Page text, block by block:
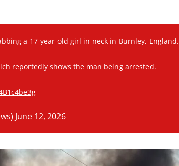
a 17-year-old girl in neck in Burnley, England.
reportedly shows the man being arrested.
June 12, 2026